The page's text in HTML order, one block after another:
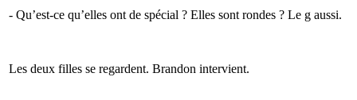
- Qu’est-ce qu’elles ont de spécial ? Elles sont rondes ? Le g aussi.
Les deux filles se regardent. Brandon intervient.